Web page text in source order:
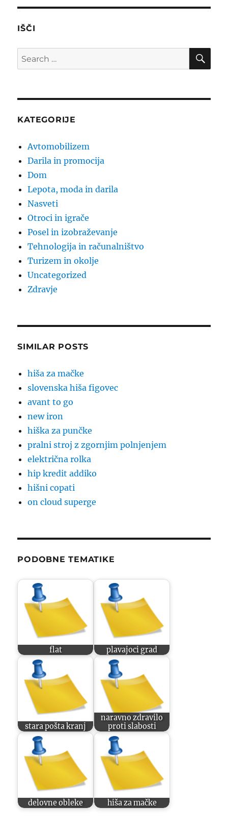
IŠČI
Search
for:
KATEGORIJE
Avtomobilizem
Darila in promocija
Dom
Lepota, moda in darila
Nasveti
Otroci in igrače
Posel in izobraževanje
Tehnologija in računalništvo
Turizem in okolje
Uncategorized
Zdravje
SIMILAR POSTS
hiša za mačke
slovenska hiša figovec
avant to go
new iron
hiška za punčke
pralni stroj z zgornjim polnjenjem
električna rolka
hip kredit addiko
hišni copati
on cloud superge
PODOBNE TEMATIKE
flat plavajoci grad
stara pošta kranj
naravno zdravilo
proti slabosti
delovne obleke hiša za mačke